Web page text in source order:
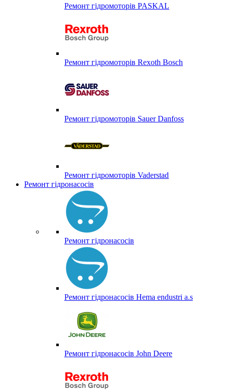
Ремонт гідромоторів PASKAL
Ремонт гідромоторів Rexoth Bosch
Ремонт гідромоторів Sauer Danfoss
Ремонт гідромоторів Vaderstad
Ремонт гідронасосів
Ремонт гідронасосів
Ремонт гідронасосів Hema endustri a.s
Ремонт гідронасосів John Deere